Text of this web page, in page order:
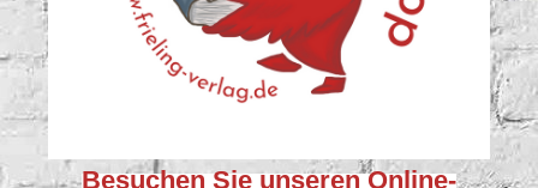
Besuchen Sie unserenOnline-